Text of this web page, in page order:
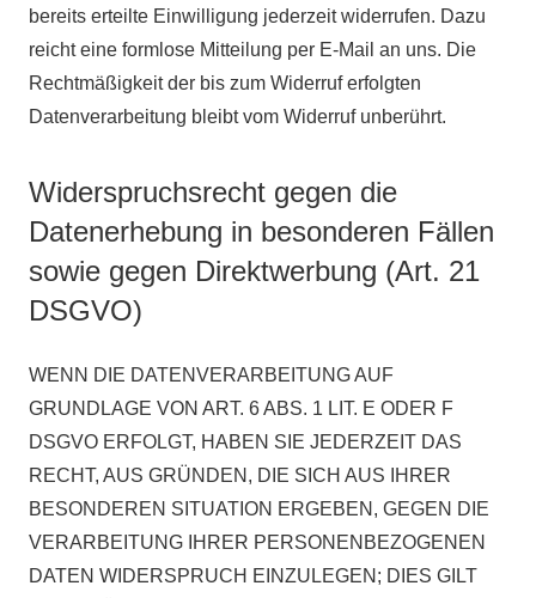
bereits erteilte Einwilligung jederzeit widerrufen. Dazu
reicht eine formlose Mitteilung per E-Mail an uns. Die
Rechtmäßigkeit der bis zum Widerruf erfolgten
Datenverarbeitung bleibt vom Widerruf unberührt.
Widerspruchsrecht gegen die
Datenerhebung in besonderen Fällen
sowie gegen Direktwerbung (Art. 21
DSGVO)
WENN DIE DATENVERARBEITUNG AUF
GRUNDLAGE VON ART. 6 ABS. 1 LIT. E ODER F
DSGVO ERFOLGT, HABEN SIE JEDERZEIT DAS
RECHT, AUS GRÜNDEN, DIE SICH AUS IHRER
BESONDEREN SITUATION ERGEBEN, GEGEN DIE
VERARBEITUNG IHRER PERSONENBEZOGENEN
DATEN WIDERSPRUCH EINZULEGEN; DIES GILT